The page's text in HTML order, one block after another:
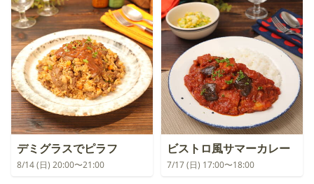
デミグラスでピラフ
8/14 (日) 20:00〜21:00
ビストロ風サマーカレー
7/17 (日) 17:00〜18:00